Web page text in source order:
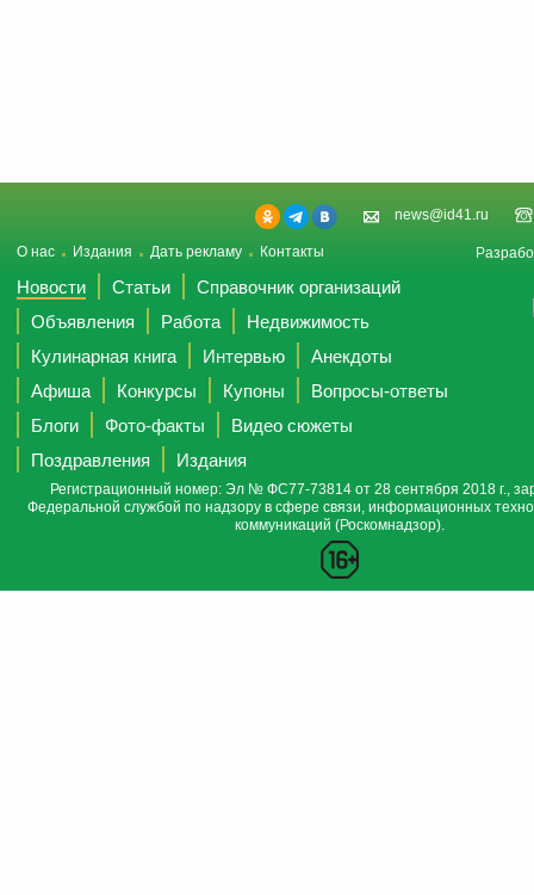
news@id41.ru
О нас Издания Дать рекламу Контакты
Новости Статьи
Справочник организаций
Объявления
Работа
Недвижимость
Кулинарная книга
Интервью
Анекдоты
Афиша
Конкурсы Купоны
Вопросы-ответы
Блоги
Фото-факты
Видео сюжеты
Поздравления
Издания
Регистрационный номер: Эл № ФС77-73814 от 28 сентября 2018 г.,
Федеральной службой по надзору в сфере связи, информационных
коммуникаций (Роскомнадзор).